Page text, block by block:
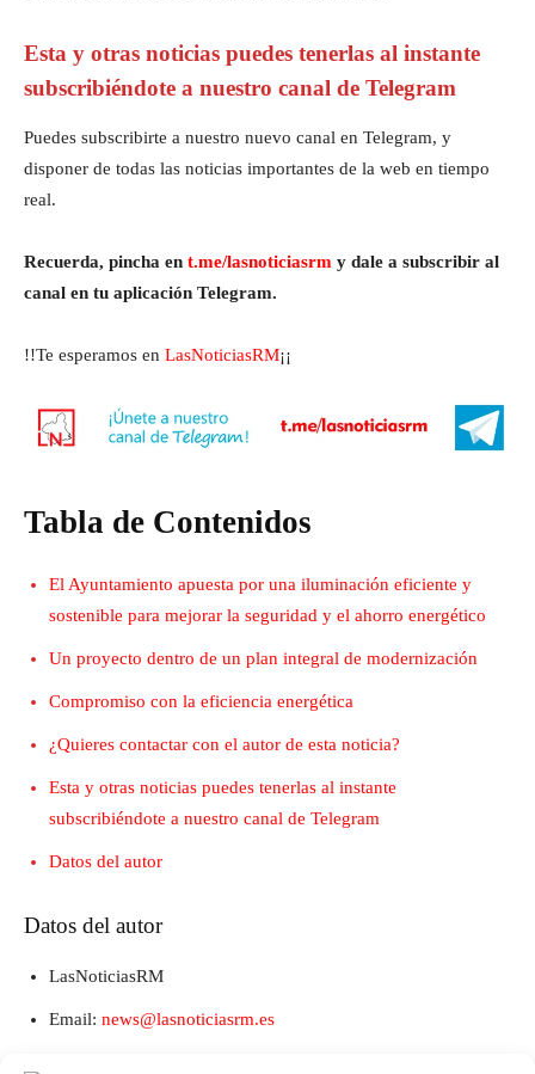
Esta y otras noticias puedes tenerlas al instante
subscribiéndote a nuestro canal de Telegram
Puedes subscribirte a nuestro nuevo canal en Telegram, y
disponer de todas las noticias importantes de la web en tiempo
real.
Recuerda, pincha en t.me/lasnoticiasrm y dale a subscribir al
canal en tu aplicación Telegram.
!!Te esperamos en LasNoticiasRM¡¡
Tabla de Contenidos
El Ayuntamiento apuesta por una iluminación eficiente y
sostenible para mejorar la seguridad y el ahorro energético
Un proyecto dentro de un plan integral de modernización
Compromiso con la eficiencia energética
¿Quieres contactar con el autor de esta noticia?
Esta y otras noticias puedes tenerlas al instante
subscribiéndote a nuestro canal de Telegram
Datos del autor
Datos del autor
LasNoticiasRM
Email: news@lasnoticiasrm.es